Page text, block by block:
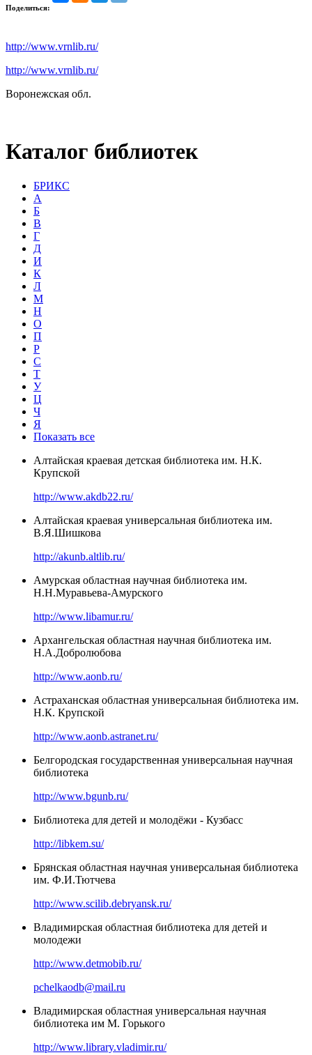
Поделиться:
http://www.vrnlib.ru/
http://www.vrnlib.ru/
Воронежская обл.
Каталог библиотек
БРИКС
А
Б
В
Г
Д
И
К
Л
М
Н
О
П
Р
С
Т
У
Ц
Ч
Я
Показать все
Алтайская краевая детская библиотека им. Н.К.
Крупской
http://www.akdb22.ru/
Алтайская краевая универсальная библиотека им.
В.Я.Шишкова
http://akunb.altlib.ru/
Амурская областная научная библиотека им.
Н.Н.Муравьева-Амурского
http://www.libamur.ru/
Архангельская областная научная библиотека им.
Н.А.Добролюбова
http://www.aonb.ru/
Астраханская областная универсальная библиотека им.
Н.К. Крупской
http://www.aonb.astranet.ru/
Белгородская государственная универсальная научная
библиотека
http://www.bgunb.ru/
Библиотека для детей и молодёжи - Кузбасс
http://libkem.su/
Брянская областная научная универсальная библиотека
им. Ф.И.Тютчева
http://www.scilib.debryansk.ru/
Владимирская областная библиотека для детей и
молодежи
http://www.detmobib.ru/
pchelkaodb@mail.ru
Владимирская областная универсальная научная
библиотека им М. Горького
http://www.library.vladimir.ru/